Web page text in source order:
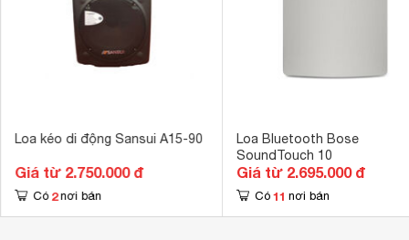
Loa kéo di động Sansui A15-90
Giá từ 2.750.000 đ
Có 2 nơi bán
Loa Bluetooth Bose
SoundTouch 10
Giá từ 2.695.000 đ
Có 11 nơi bán